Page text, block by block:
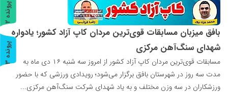
بافق میزبان مسابقات قوی‌ترین مردان کاپ آزاد کشور؛ یادواره
شهدای سنگ‌آهن مرکزی
مسابقات قوی‌ترین مردان کاپ آزاد کشور از امروز سه شنبه ۱۶ دی ماه به
مدت سه روز در شهرستان بافق برگزار می‌شود؛ رویدادی ورزشی که با حضور
ورزشکاران در سه وزن مختلف و به یاد شهدای شرکت سنگ‌آهن مرکزی...
پ
ر
و
ن
د
ه
2
پ
ر
و
ن
د
ه
3